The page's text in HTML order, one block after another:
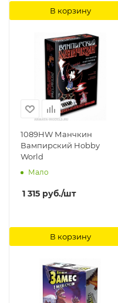
В корзину
1089HW Манчкин
Вампирский Hobby
World
Мало
1 315 руб./шт
В корзину